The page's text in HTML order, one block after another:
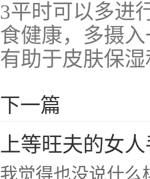
3平时可以多进
食健康，多摄
有助于皮肤保湿
下一篇
上等旺夫的女
我觉得也没说什么